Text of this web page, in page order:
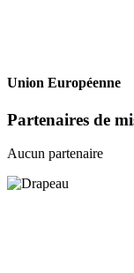
Union Européenne
Partenaires de
Aucun partenaire